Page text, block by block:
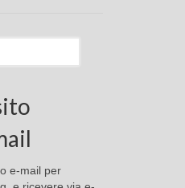
e-mail per